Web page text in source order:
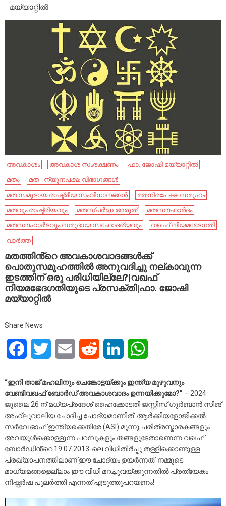
മയ്യാറ്റിൽ
അവകാശം അവകാശ സംരക്ഷണം
ഫാ. ജോഷി മയ്യാറ്റിൽ
മതം
മത - ന്യൂനപക്ഷ വിഭാഗങ്ങൾ
മത സമുദായ രാഷ്ട്രീയ സംവിധാനങ്ങൾ
മതനിരപേക്ഷ സമൂഹം
മതവും രാഷ്ട്രിയവും
മതസ്പർദ്ധ അരുത്
മതസൗഹാര്‍ദം
മതസൗഹാര്‍ദവും സമുദായ സഹോദര്യവും
വഖഫ് നിയമഭേദഗതി
വാർത്ത
മതത്തിൻ്റെ അവകാശവാദങ്ങൾക്ക്
പൊതുസമൂഹത്തിൽ അനുവദിച്ചു നല്കാവുന്ന
ഇടത്തിന് ഒരു പരിധിയില്ലേ?|വഖഫ്
നിയമഭേദഗതിയുടെ പ്രസക്തി|ഫാ. ജോഷി
മയ്യാറ്റിൽ
Share News
FacebookTwitter Email Reddit LinkedIn
“ഇനി താജ് മഹലിനും ചെങ്കോട്ടയ്ക്കും ഇന്ത്യ മുഴുവനും
വേണ്ടിവഖഫ് ബോർഡ് അവകാശവാദം ഉന്നയിക്കുമോ?” – 2024
ജൂലൈ 26 ന് മധ്യപ്രദേശ് ഹൈക്കോടതി ജസ്റ്റിസ് ഗുർബാൻ സിങ്
അഹ്ലുവാലിയ ചോദിച്ച ചോദ്യമാണിത്. ആർക്കിയളോജിക്കൽ
സർവേ ഓഫ് ഇന്ത്യക്കെതിരേ (ASI) മൂന്നു ചരിത്രസ്മാരകങ്ങളും
അവയുൾക്കൊള്ളുന്ന പറമ്പുകളും തങ്ങളുടേതാണെന്ന വഖഫ്
ബോർഡിൻ്റെ 19.07.2013-ലെ വിധിതീർപ്പു തള്ളിക്കൊണ്ടുള്ള
പ്രഖ്യാപനത്തിലാണ് ഈ ചോദ്യം ഉയർന്നത്. നമ്മുടെ
മാധ്യമങ്ങളെല്ലാം ഈ വിധി മറച്ചുവയ്ക്കുന്നതിൽ പ്രത്യേകം
നിഷ്കർഷ പുലർത്തി എന്നത് എടുത്തുപറയണം!